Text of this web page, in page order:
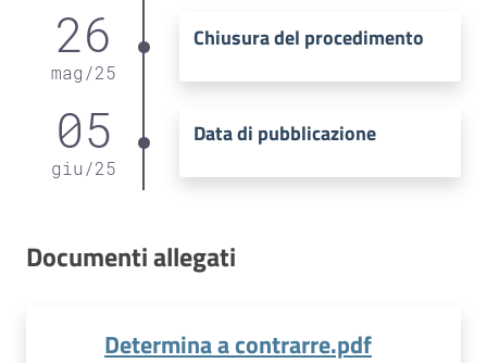
26
mag /25
Chiusura del procedimento
05
giu /25
Data di pubblicazione
Documenti allegati
Determina a contrarre.pdf